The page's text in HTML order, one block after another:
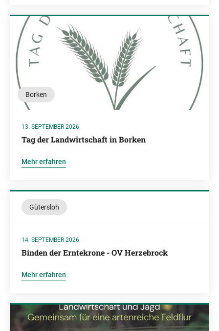
Borken
13. SEPTEMBER 2026
Tag der Landwirtschaft in Borken
Mehr erfahren
Gütersloh
14. SEPTEMBER 2026
Binden der Erntekrone - OV Herzebrock
Mehr erfahren